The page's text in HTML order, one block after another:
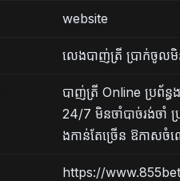
website
លេងបាញ់ត្រី ប្រាក់ចូ
បាញ់ត្រី Online ប្រព័ន្
24/7 មិនចាំបាច់រង់ចាំ
ងកាន់តែច្រើន ឱកាសចំ
https://